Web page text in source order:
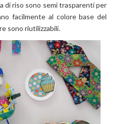
di riso sono semi trasparenti per
facilmente al colore base del
sono riutilizzabili.